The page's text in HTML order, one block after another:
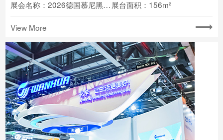
展会名称：2026德国慕尼黑光伏储能展览会intersolar 展台面积：156m²
View More